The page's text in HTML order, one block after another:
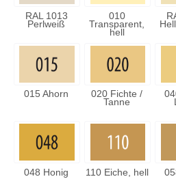
RAL 1013
Perlweiß
010
Transparent,
hell
015 Ahorn 020 Fichte /
Tanne
048 Honig 110 Eiche, hell